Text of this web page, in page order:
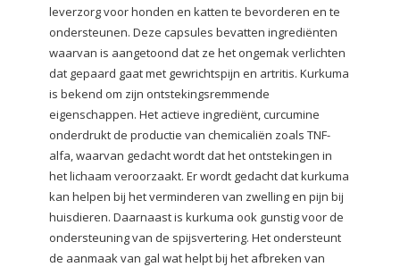
leverzorg voor honden en katten te bevorderen en te
ondersteunen. Deze capsules bevatten ingrediënten
waarvan is aangetoond dat ze het ongemak verlichten
dat gepaard gaat met gewrichtspijn en artritis. Kurkuma
is bekend om zijn ontstekingsremmende
eigenschappen. Het actieve ingrediënt, curcumine
onderdrukt de productie van chemicaliën zoals TNF-
alfa, waarvan gedacht wordt dat het ontstekingen in
het lichaam veroorzaakt. Er wordt gedacht dat kurkuma
kan helpen bij het verminderen van zwelling en pijn bij
huisdieren. Daarnaast is kurkuma ook gunstig voor de
ondersteuning van de spijsvertering. Het ondersteunt
de aanmaak van gal wat helpt bij het afbreken van